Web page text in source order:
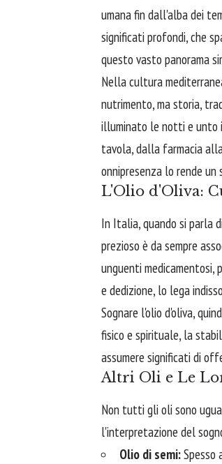
umana fin dall'alba dei
significati profondi, che
questo vasto panorama
Nella cultura
nutrimento, ma storia,
illuminato le notti e unto
tavola, dalla farmacia
onnipresenza lo rende
L'Olio d'Oliva:
In Italia, quando si parla
prezioso è da sempre
unguenti
e dedizione, lo lega
Sognare l'olio d'oliva,
fisico e spirituale, la
assumere significati di
Altri Oli e Le
Non tutti gli oli sono
l'interpretazione del
Olio di semi:Spesso